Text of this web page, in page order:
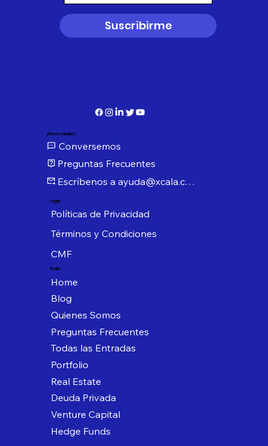
¿Tienes dudas?
Conversemos
Preguntas Frecuentes
Escríbenos a ayuda@xcala.com
Legal
Políticas de Privacidad
Términos y Condiciones
CMF
Xcala
Home
Blog
Quienes Somos
Preguntas Frecuentes
Todas las Entradas
Portfolio
Real Estate
Deuda Privada
Venture Capital
Hedge Funds
Suscribirme